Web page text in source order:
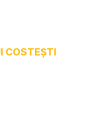
COSTEȘTI